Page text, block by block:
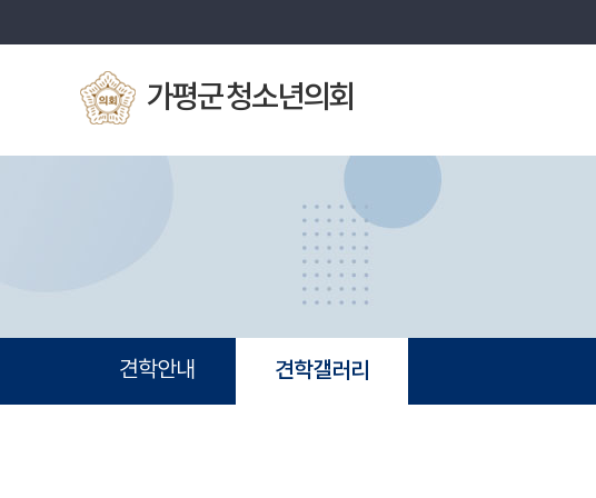
가평군 청소년의회
견학안내 견학갤러리